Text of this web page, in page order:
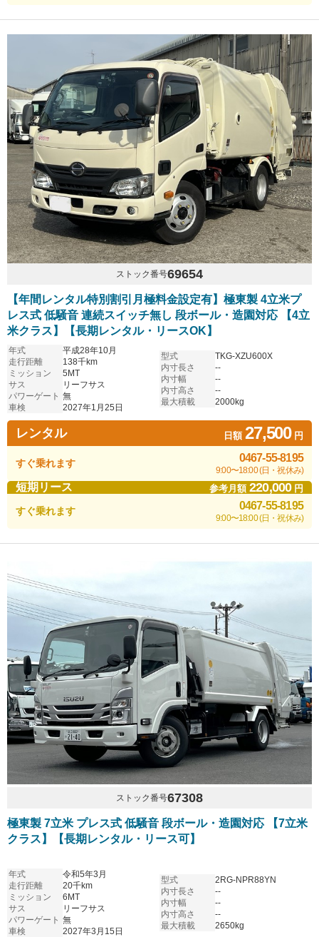
ストック番号69654
【年間レンタル特別割引月極料金設定有】極東製 4立米プ
レス式 低騒音 連続スイッチ無し 段ボール・造園対応 【4立
米クラス】【長期レンタル・リースOK】
年式
平成28年10月
走行距離
138千km
ミッション
5MT
サス
リーフサス
パワーゲート 無
車検
2027年1月25日
型式
TKG-XZU600X
内寸長さ
--
内寸幅
--
内寸高さ
--
最大積載
2000kg
レンタル 日額27,500円
すぐ乗れます 0467-55-8195
9:00〜18:00 (日・祝休み)
短期リース 参考月額220,000円
すぐ乗れます 0467-55-8195
9:00〜18:00 (日・祝休み)
ストック番号67308
極東製 7立米 プレス式 低騒音 段ボール・造園対応 【7立米
クラス】【長期レンタル・リース可】
年式
令和5年3月
走行距離
20千km
ミッション
6MT
サス
リーフサス
パワーゲート 無
車検
2027年3月15日
型式
2RG-NPR88YN
内寸長さ
--
内寸幅
--
内寸高さ
--
最大積載
2650kg